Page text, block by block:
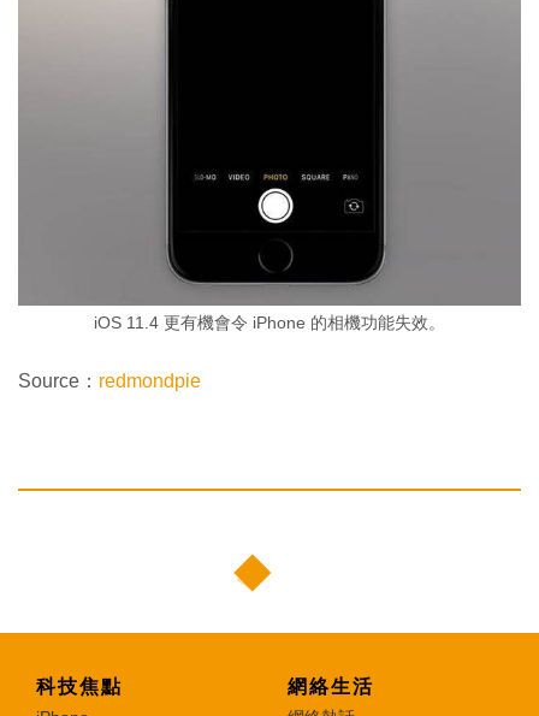
iOS 11.4 更有機會令 iPhone 的相機功能失效。
Source： redmondpie
科技焦點 網絡生活